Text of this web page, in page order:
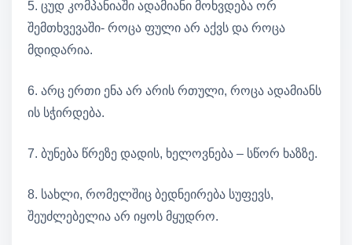
5. ცუდ კომპანიაში ადამიანი მოხვდება ორ
შემთხვევაში- როცა ფული არ აქვს და როცა
მდიდარია.
6. არც ერთი ენა არ არის რთული, როცა ადამიანს
ის სჭირდება.
7. ბუნება წრეზე დადის, ხელოვნება – სწორ ხაზზე.
8. სახლი, რომელშიც ბედნეირება სუფევს,
შეუძლებელია არ იყოს მყუდრო.